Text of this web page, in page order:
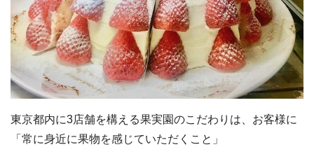
東京都内に3店舗を構える果実園のこだわりは、お客様に
「常に身近に果物を感じていただくこと」